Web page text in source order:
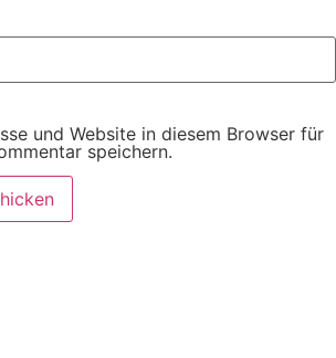
und Website in diesem Browser für
speichern.